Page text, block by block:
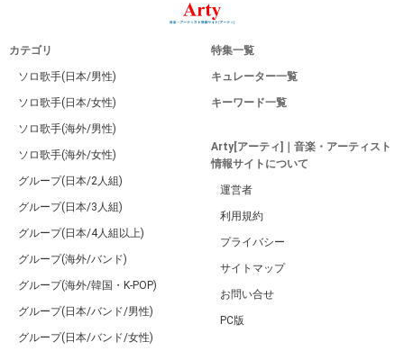
カテゴリ
ソロ歌手(日本/男性)
ソロ歌手(日本/女性)
ソロ歌手(海外/男性)
ソロ歌手(海外/女性)
グループ(日本/2人組)
グループ(日本/3人組)
グループ(日本/4人組以上)
グループ(海外/バンド)
グループ(海外/韓国・K-POP)
グループ(日本/バンド/男性)
グループ(日本/バンド/女性)
特集一覧
キュレーター一覧
キーワード一覧
Arty[アーティ]｜音楽・アーティスト
情報サイトについて
運営者
利用規約
プライバシー
サイトマップ
お問い合せ
PC版